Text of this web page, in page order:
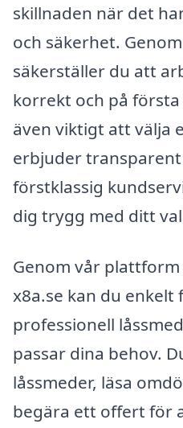
skillnaden när det
och säkerhet.
säkerställer du att
korrekt och på
även viktigt att välja
erbjuder
förstklassig
dig trygg med ditt
Genom vår
x8a.se kan du enkelt
professionell
passar dina behov.
låssmeder, läsa
begära ett offert för